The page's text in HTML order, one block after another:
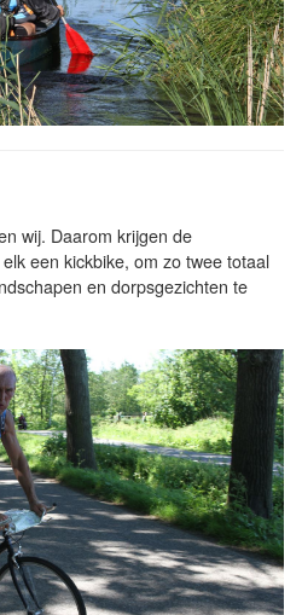
wij. Daarom krijgen de
een kickbike, om zo twee totaal
en dorpsgezichten te